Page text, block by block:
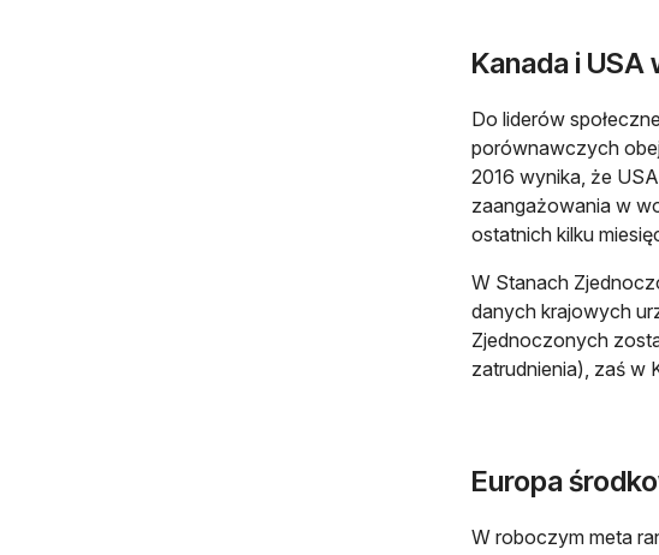
Kanada i USA
Do liderów
porównawczych
2016 wynika, że
zaangażowania w
ostatnich kilku
W Stanach
danych krajowych
Zjednoczonych
zatrudnienia), zaś w
Europa
W roboczym meta